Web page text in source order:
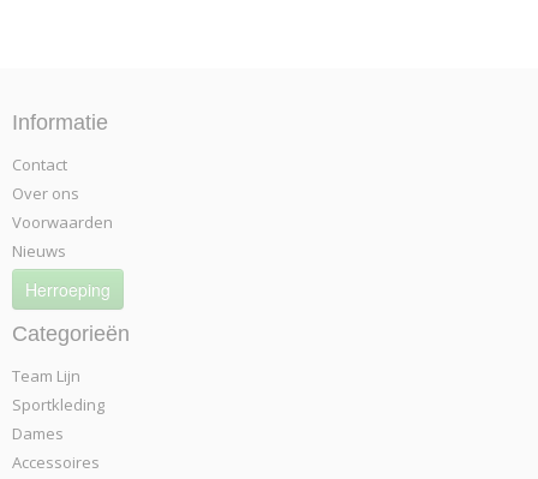
Informatie
Contact
Over ons
Voorwaarden
Nieuws
Herroeping
Categorieën
Team Lijn
Sportkleding
Dames
Accessoires